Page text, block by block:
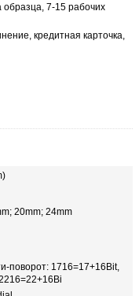
образца, 7-15 рабочих
кредитная карточка,
20mm; 24mm
поворот: 1716=17+16Bit,